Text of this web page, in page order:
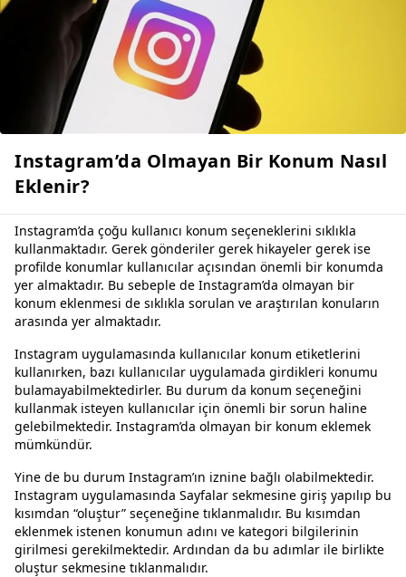
Instagram’da Olmayan Bir Konum Nasıl
Eklenir?
Instagram’da çoğu kullanıcı konum seçeneklerini sıklıkla
kullanmaktadır. Gerek gönderiler gerek hikayeler gerek ise
profilde konumlar kullanıcılar açısından önemli bir konumda
yer almaktadır. Bu sebeple de Instagram’da olmayan bir
konum eklenmesi de sıklıkla sorulan ve araştırılan konuların
arasında yer almaktadır.
Instagram uygulamasında kullanıcılar konum etiketlerini
kullanırken, bazı kullanıcılar uygulamada girdikleri konumu
bulamayabilmektedirler. Bu durum da konum seçeneğini
kullanmak isteyen kullanıcılar için önemli bir sorun haline
gelebilmektedir. Instagram’da olmayan bir konum eklemek
mümkündür.
Yine de bu durum Instagram’ın iznine bağlı olabilmektedir.
Instagram uygulamasında Sayfalar sekmesine giriş yapılıp bu
kısımdan “oluştur” seçeneğine tıklanmalıdır. Bu kısımdan
eklenmek istenen konumun adını ve kategori bilgilerinin
girilmesi gerekilmektedir. Ardından da bu adımlar ile birlikte
oluştur sekmesine tıklanmalıdır.